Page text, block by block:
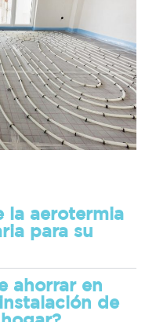
la aerotermia
para su
ahorrar en
de